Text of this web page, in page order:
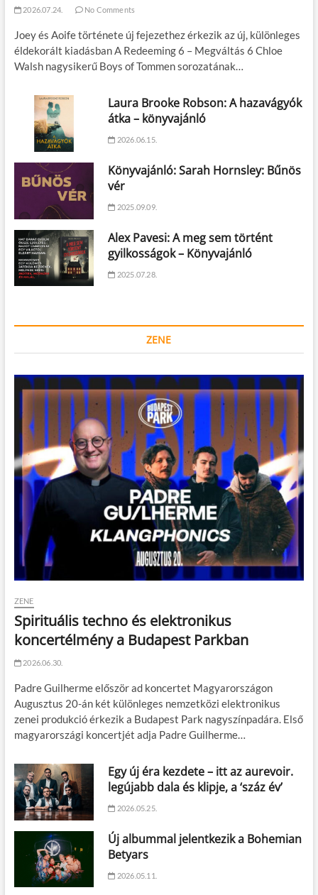
2026.07.24. No Comments
Joey és Aoife története új fejezethez érkezik az új, különleges
éldekorált kiadásban A Redeeming 6 – Megváltás 6 Chloe
Walsh nagysikerű Boys of Tommen sorozatának…
Laura Brooke Robson: A hazavágyók
átka – könyvajánló
2026.06.15.
Könyvajánló: Sarah Hornsley: Bűnös
vér
2025.09.09.
Alex Pavesi: A meg sem történt
gyilkosságok – Könyvajánló
2025.07.28.
ZENE
ZENE
Spirituális techno és elektronikus
koncertélmény a Budapest Parkban
2026.06.30.
Padre Guilherme először ad koncertet Magyarországon
Augusztus 20-án két különleges nemzetközi elektronikus
zenei produkció érkezik a Budapest Park nagyszínpadára. Első
magyarországi koncertjét adja Padre Guilherme…
Egy új éra kezdete – itt az aurevoir.
legújabb dala és klipje, a ‘száz év’
2026.05.25.
Új albummal jelentkezik a Bohemian
Betyars
2026.05.11.